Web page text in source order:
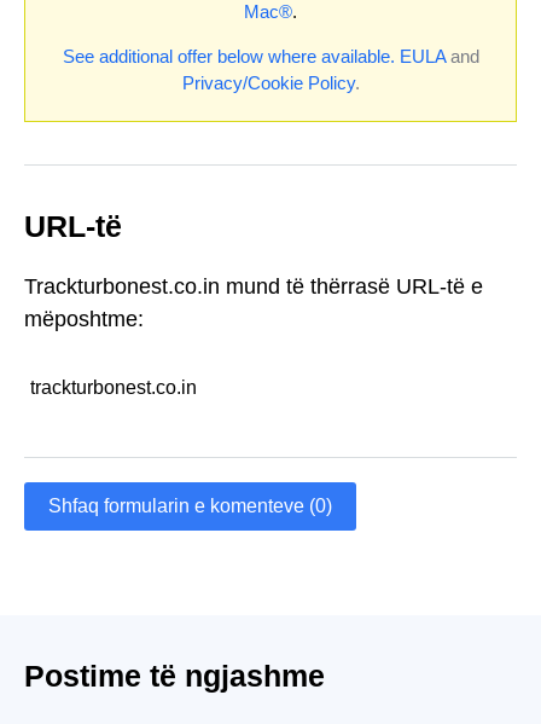
Mac®.
See additional offer below where available. EULAand
Privacy/Cookie Policy.
URL-të
Trackturbonest.co.in mund të thërrasë URL-të e
mëposhtme:
trackturbonest.co.in
Shfaq formularin e komenteve (0)
Postime të ngjashme